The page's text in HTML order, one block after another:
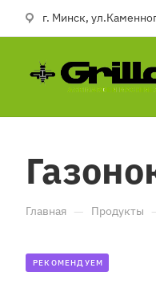
г. Минск,
Главная — Продукты
РЕКОМЕНДУЕМ